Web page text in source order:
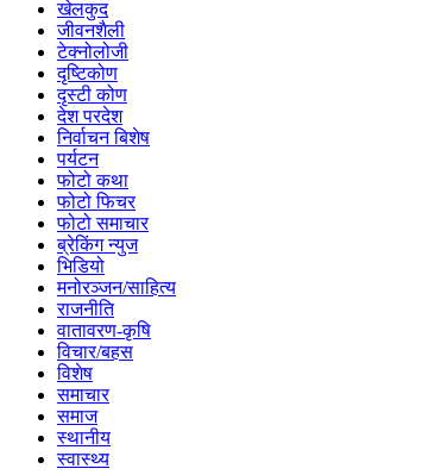
खेलकुद
जीवनशैली
टेक्नोलोजी
दृष्टिकोण
दृस्टी कोण
देश परदेश
निर्वाचन बिशेष
पर्यटन
फोटो कथा
फोटो फिचर
फोटो समाचार
ब्रेकिंग न्युज
भिडियो
मनोरञ्जन/साहित्य
राजनीति
वातावरण-कृषि
विचार/बहस
विशेष
समाचार
समाज
स्थानीय
स्वास्थ्य